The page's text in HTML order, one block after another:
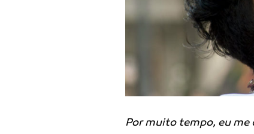
Por muito tempo, eu me